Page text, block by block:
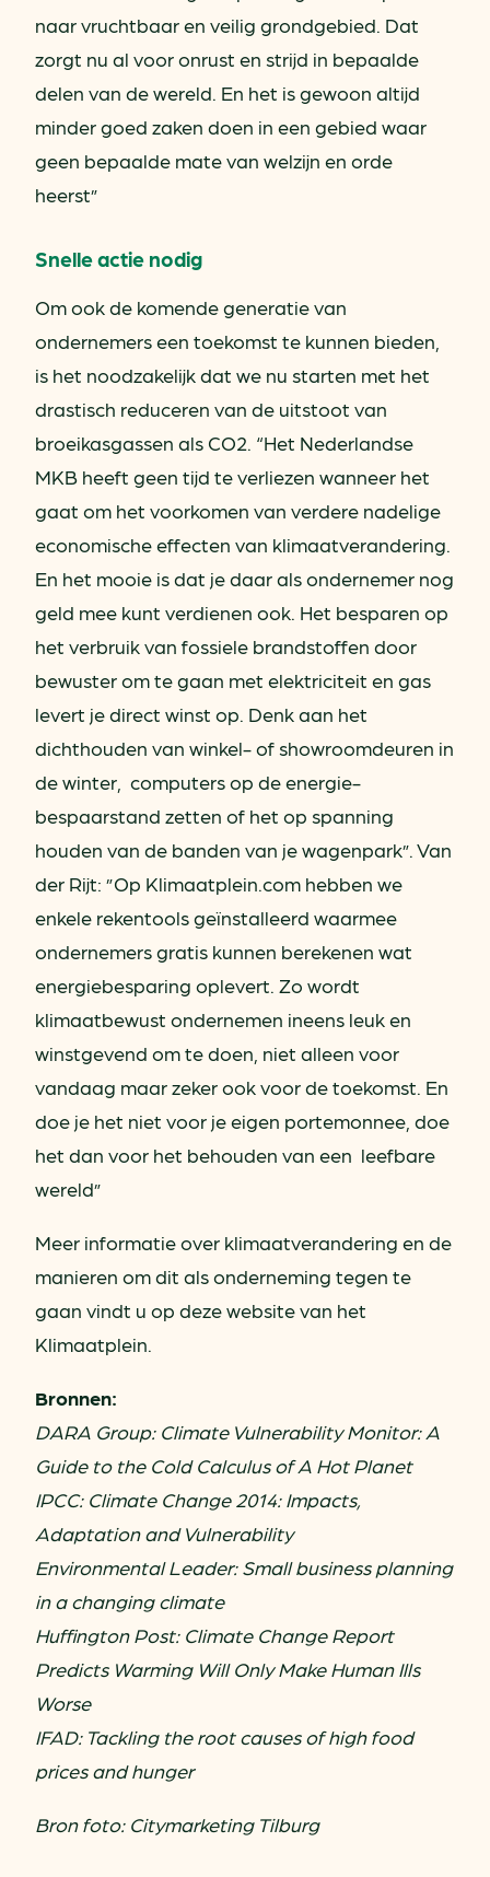
naar vruchtbaar en veilig grondgebied. Dat
zorgt nu al voor onrust en strijd in bepaalde
delen van de wereld. En het is gewoon altijd
minder goed zaken doen in een gebied waar
geen bepaalde mate van welzijn en orde
heerst”
Snelle actie nodig
Om ook de komende generatie van
ondernemers een toekomst te kunnen bieden,
is het noodzakelijk dat we nu starten met het
drastisch reduceren van de uitstoot van
broeikasgassen als CO2. “Het Nederlandse
MKB heeft geen tijd te verliezen wanneer het
gaat om het voorkomen van verdere nadelige
economische effecten van klimaatverandering.
En het mooie is dat je daar als ondernemer nog
geld mee kunt verdienen ook. Het besparen op
het verbruik van fossiele brandstoffen door
bewuster om te gaan met elektriciteit en gas
levert je direct winst op. Denk aan het
dichthouden van winkel- of showroomdeuren in
de winter, computers op de energie-
bespaarstand zetten of het op spanning
houden van de banden van je wagenpark”. Van
der Rijt: ”Op Klimaatplein.com hebben we
enkele rekentools geïnstalleerd waarmee
ondernemers gratis kunnen berekenen wat
energiebesparing oplevert. Zo wordt
klimaatbewust ondernemen ineens leuk en
winstgevend om te doen, niet alleen voor
vandaag maar zeker ook voor de toekomst. En
doe je het niet voor je eigen portemonnee, doe
het dan voor het behouden van een leefbare
wereld”
Meer informatie over klimaatverandering en de
manieren om dit als onderneming tegen te
gaan vindt u op deze website van het
Klimaatplein.
Bronnen:
DARA Group: Climate Vulnerability Monitor: A
Guide to the Cold Calculus of A Hot Planet
IPCC: Climate Change 2014: Impacts,
Adaptation and Vulnerability
Environmental Leader: Small business planning
in a changing climate
Huffington Post: Climate Change Report
Predicts Warming Will Only Make Human Ills
Worse
IFAD: Tackling the root causes of high food
prices and hunger
Bron foto: Citymarketing Tilburg